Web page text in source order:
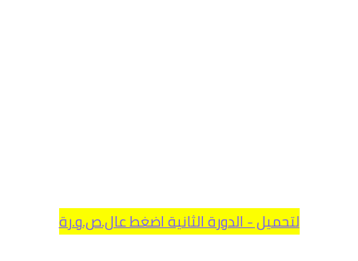
لتحميل - الدورة الثانية اضغط عال.ص.و.رة